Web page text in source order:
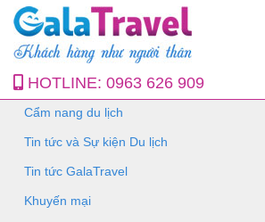
HOTLINE: 0963 626 909
Cẩm nang du lịch
Tin tức và Sự kiện Du lịch
Tin tức GalaTravel
Khuyến mại